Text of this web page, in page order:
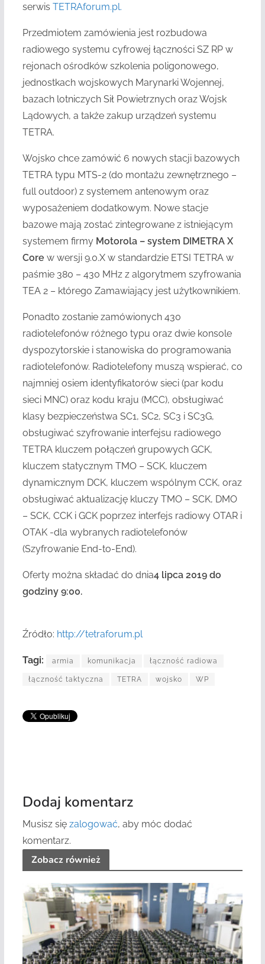
serwis TETRAforum.pl.
Przedmiotem zamówienia jest rozbudowa
radiowego systemu cyfrowej łączności SZ RP w
rejonach ośrodków szkolenia poligonowego,
jednostkach wojskowych Marynarki Wojennej,
bazach lotniczych Sił Powietrznych oraz Wojsk
Lądowych, a także zakup urządzeń systemu
TETRA.
Wojsko chce zamówić 6 nowych stacji bazowych
TETRA typu MTS-2 (do montażu zewnętrznego –
full outdoor) z systemem antenowym oraz
wyposażeniem dodatkowym. Nowe stacje
bazowe mają zostać zintegrowane z istniejącym
systemem firmyMotorola – system DIMETRA X
Core w wersji 9.0.X w standardzie ETSI TETRA w
paśmie 380 – 430 MHz z algorytmem szyfrowania
TEA 2 – którego Zamawiający jest użytkownikiem.
Ponadto zostanie zamówionych 430
radiotelefonów różnego typu oraz dwie konsole
dyspozytorskie i stanowiska do programowania
radiotelefonów. Radiotelefony muszą wspierać, co
najmniej osiem identyfikatorów sieci (par kodu
sieci MNC) oraz kodu kraju (MCC), obsługiwać
klasy bezpieczeństwa SC1, SC2, SC3 i SC3G,
obsługiwać szyfrowanie interfejsu radiowego
TETRA kluczem połączeń grupowych GCK,
kluczem statycznym TMO – SCK, kluczem
dynamicznym DCK, kluczem wspólnym CCK, oraz
obsługiwać aktualizację kluczy TMO – SCK, DMO
– SCK, CCK i GCK poprzez interfejs radiowy OTAR i
OTAK -dla wybranych radiotelefonów
(Szyfrowanie End-to-End).
Oferty można składać do dnia4 lipca 2019 do
godziny 9:00.
Źródło: http://tetraforum.pl
Tagi: armia komunikacja łączność radiowa
łączność taktyczna TETRA wojsko WP
Dodaj komentarz
Musisz się zalogować, aby móc dodać
komentarz.
Zobacz również